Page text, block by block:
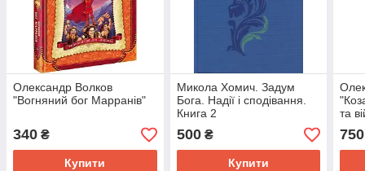
Олександр Волков
"Вогняний бог Марранів"
340 ₴
Купити
Микола Хомич. Задум
Бога. Надії і сподівання.
Книга 2
500₴
Купити
та
750